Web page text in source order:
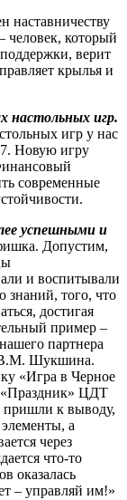
наставничеству
человек, который
верит
крылья и
настольных игр.
игр у нас
Новую игру
современные
успешными и
Допустим,
и воспитывали
знаний, того, что
достигая
пример –
партнера
В.М. Шукшина.
«Игра в Черное
«Праздник» ЦДТ
пришли к выводу,
а
через
что-то
оказалась
– управляй им!»